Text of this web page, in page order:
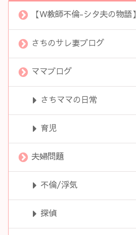
【W教師不倫-シタ夫の物語】
さちのサレ妻ブログ
ママブログ
さちママの日常
育児
夫婦問題
不倫/浮気
探偵